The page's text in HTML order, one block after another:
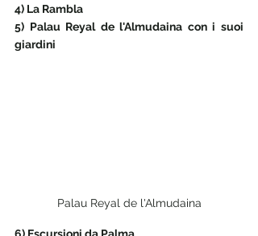
4) La Rambla
5) Palau Reyal de l'Almudaina con i suoi
giardini
Palau Reyal de l'Almudaina